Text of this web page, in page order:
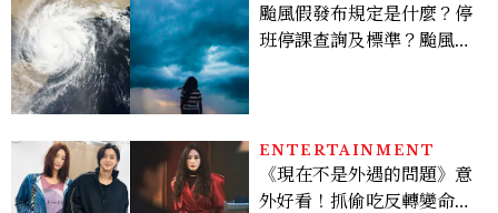
颱風假發布規定是什麼？停
班停課查詢及標準？颱風假
ENTERTAINMENT
《現在不是外遇的問題》意
外好看！抓偷吃反轉變命